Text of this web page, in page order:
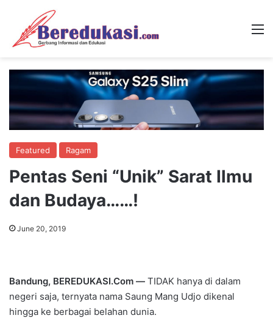
Featured Ragam
Pentas Seni “Unik” Sarat Ilmu
dan Budaya……!
June 20, 2019
Bandung, BEREDUKASI.Com — TIDAK hanya di dalam
negeri saja, ternyata nama Saung Mang Udjo dikenal
hingga ke berbagai belahan dunia.